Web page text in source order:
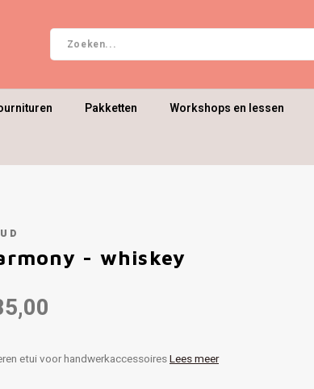
Pakketten Workshops en lessen
- whiskey
etui voor handwerkaccessoiresLees meer